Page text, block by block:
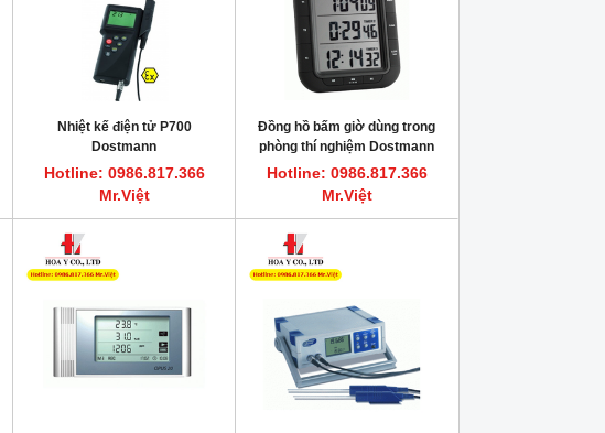
Nhiệt kế điện tử P700
Dostmann
Hotline: 0986.817.366
Mr.Việt
Đồng hồ bấm giờ dùng trong
phòng thí nghiệm Dostmann
5020-3830
Hotline: 0986.817.366
Mr.Việt